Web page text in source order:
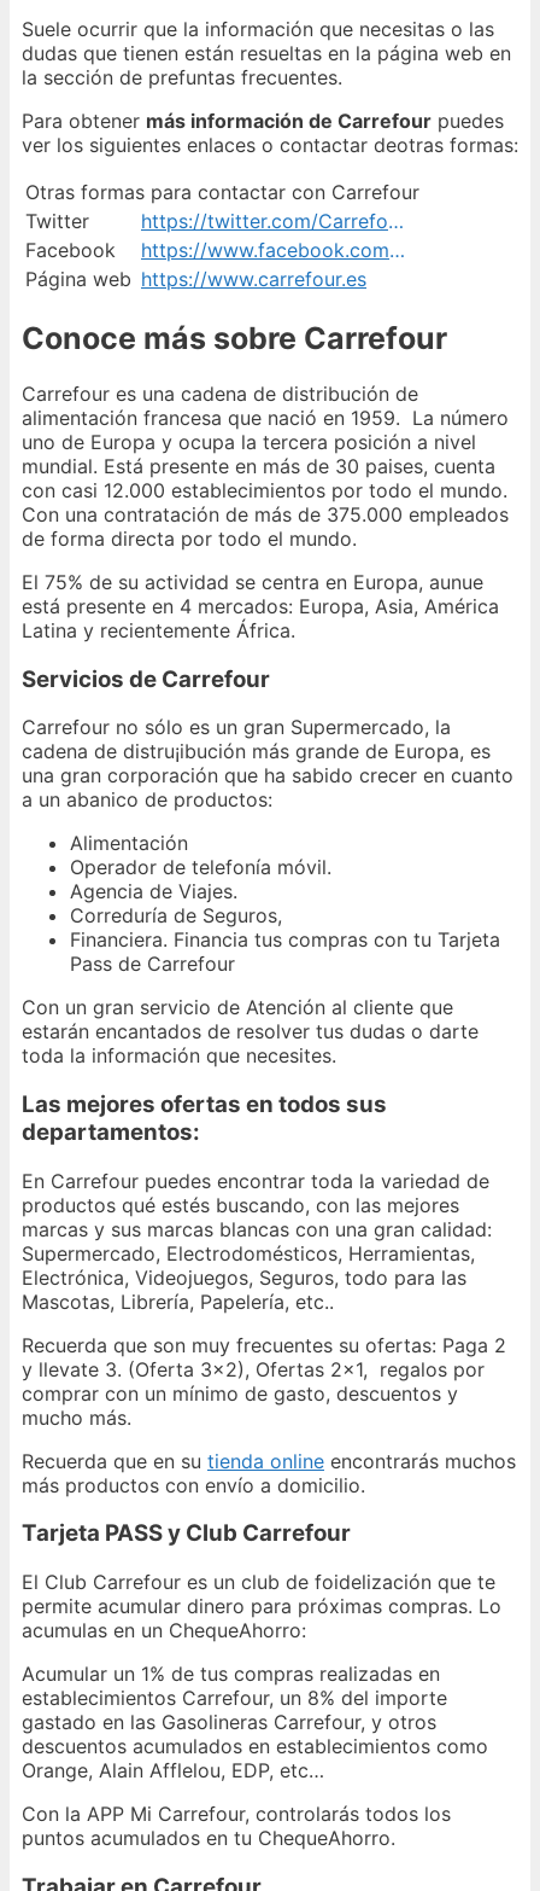
Suele ocurrir que la información que necesitas o las
dudas que tienen están resueltas en la página web en
la sección de prefuntas frecuentes.
Para obtener más información de Carrefour puedes
ver los siguientes enlaces o contactar deotras formas:
Otras formas para contactar con Carrefour
Twitter
https://twitter.com/CarrefourES
Facebook
https://www.facebook.com/carrefoures
Página web https://www.carrefour.es
Conoce más sobre Carrefour
Carrefour es una cadena de distribución de
alimentación francesa que nació en 1959. La número
uno de Europa y ocupa la tercera posición a nivel
mundial. Está presente en más de 30 paises, cuenta
con casi 12.000 establecimientos por todo el mundo.
Con una contratación de más de 375.000 empleados
de forma directa por todo el mundo.
El 75% de su actividad se centra en Europa, aunue
está presente en 4 mercados: Europa, Asia, América
Latina y recientemente África.
Servicios de Carrefour
Carrefour no sólo es un gran Supermercado, la
cadena de distru¡ibución más grande de Europa, es
una gran corporación que ha sabido crecer en cuanto
a un abanico de productos:
Alimentación
Operador de telefonía móvil.
Agencia de Viajes.
Correduría de Seguros,
Financiera. Financia tus compras con tu Tarjeta
Pass de Carrefour
Con un gran servicio de Atención al cliente que
estarán encantados de resolver tus dudas o darte
toda la información que necesites.
Las mejores ofertas en todos sus
departamentos:
En Carrefour puedes encontrar toda la variedad de
productos qué estés buscando, con las mejores
marcas y sus marcas blancas con una gran calidad:
Supermercado, Electrodomésticos, Herramientas,
Electrónica, Videojuegos, Seguros, todo para las
Mascotas, Librería, Papelería, etc..
Recuerda que son muy frecuentes su ofertas: Paga 2
y llevate 3. (Oferta 3×2), Ofertas 2×1, regalos por
comprar con un mínimo de gasto, descuentos y
mucho más.
Recuerda que en su tienda online encontrarás muchos
más productos con envío a domicilio.
Tarjeta PASS y Club Carrefour
El Club Carrefour es un club de foidelización que te
permite acumular dinero para próximas compras. Lo
acumulas en un ChequeAhorro:
Acumular un 1% de tus compras realizadas en
establecimientos Carrefour, un 8% del importe
gastado en las Gasolineras Carrefour, y otros
descuentos acumulados en establecimientos como
Orange, Alain Afflelou, EDP, etc…
Con la APP Mi Carrefour, controlarás todos los
puntos acumulados en tu ChequeAhorro.